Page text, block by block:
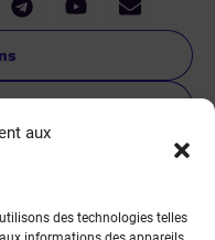
aux
des technologies telles